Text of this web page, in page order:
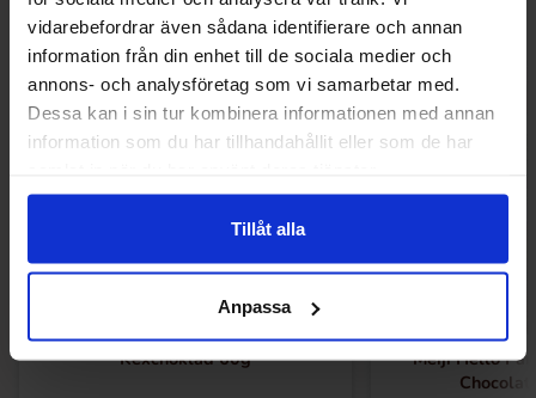
vidarebefordrar även sådana identifierare och annan
information från din enhet till de sociala medier och
annons- och analysföretag som vi samarbetar med.
Dessa kan i sin tur kombinera informationen med annan
information som du har tillhandahållit eller som de har
Tillåt alla
Anpassa
Kexchoklad 60g
Meiji Hello